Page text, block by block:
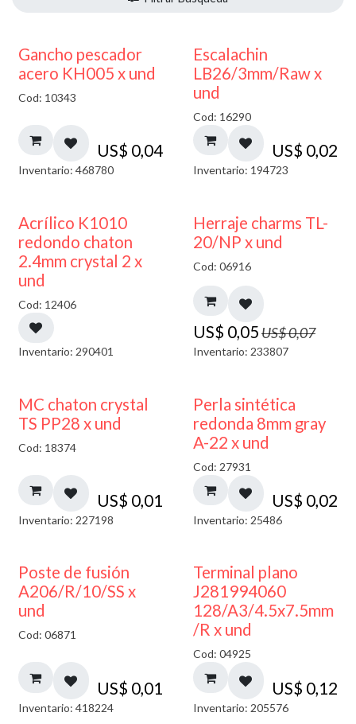
Gancho pescador
acero KH005 x und
Cod: 10343
US$ 0,04
Inventario: 468780
Escalachin
LB26/3mm/Raw x
und
Cod: 16290
US$ 0,02
Inventario: 194723
50% DESCUENTO
Acrílico K1010
redondo chaton
2.4mm crystal 2 x
und
Cod: 12406
Inventario: 290401
40% DESCUENTO
Herraje charms TL-
20/NP x und
Cod: 06916
US$ 0,05US$0,07
Inventario: 233807
MC chaton crystal
TS PP28 x und
Cod: 18374
US$ 0,01
Inventario: 227198
Perla sintética
redonda 8mm gray
A-22 x und
Cod: 27931
US$ 0,02
Inventario: 25486
Poste de fusión
A206/R/10/SS x
und
Cod: 06871
US$ 0,01
Inventario: 418224
Terminal plano
J281994060
128/A3/4.5x7.5mm
/R x und
Cod: 04925
US$ 0,12
Inventario: 205576